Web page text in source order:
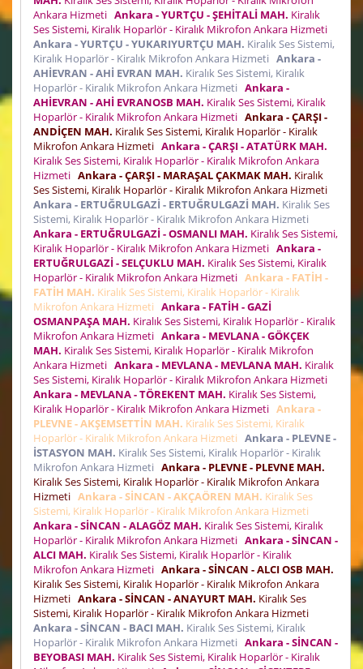
Ankara Hizmeti Ankara - YURTÇU - ŞEHİTALİ MAH. Kiralık
Ses Sistemi, Kiralık Hoparlör - Kiralık Mikrofon Ankara Hizmeti
Ankara - YURTÇU - YUKARIYURTÇU MAH. Kiralık Ses Sistemi,
Kiralık Hoparlör - Kiralık Mikrofon Ankara Hizmeti Ankara -
AHİEVRAN - AHİ EVRAN MAH. Kiralık Ses Sistemi, Kiralık
Hoparlör - Kiralık Mikrofon Ankara Hizmeti Ankara -
AHİEVRAN - AHİ EVRANOSB MAH. Kiralık Ses Sistemi, Kiralık
Hoparlör - Kiralık Mikrofon Ankara Hizmeti Ankara - ÇARŞI -
ANDİÇEN MAH. Kiralık Ses Sistemi, Kiralık Hoparlör - Kiralık
Mikrofon Ankara Hizmeti Ankara - ÇARŞI - ATATÜRK MAH.
Kiralık Ses Sistemi, Kiralık Hoparlör - Kiralık Mikrofon Ankara
Hizmeti Ankara - ÇARŞI - MARAŞAL ÇAKMAK MAH. Kiralık
Ses Sistemi, Kiralık Hoparlör - Kiralık Mikrofon Ankara Hizmeti
Ankara - ERTUĞRULGAZİ - ERTUĞRULGAZİ MAH. Kiralık Ses
Sistemi, Kiralık Hoparlör - Kiralık Mikrofon Ankara Hizmeti
Ankara - ERTUĞRULGAZİ - OSMANLI MAH. Kiralık Ses Sistemi,
Kiralık Hoparlör - Kiralık Mikrofon Ankara Hizmeti Ankara -
ERTUĞRULGAZİ - SELÇUKLU MAH. Kiralık Ses Sistemi, Kiralık
Hoparlör - Kiralık Mikrofon Ankara Hizmeti Ankara - FATİH -
FATİH MAH. Kiralık Ses Sistemi, Kiralık Hoparlör - Kiralık
Mikrofon Ankara Hizmeti Ankara - FATİH - GAZİ
OSMANPAŞA MAH. Kiralık Ses Sistemi, Kiralık Hoparlör - Kiralık
Mikrofon Ankara Hizmeti Ankara - MEVLANA - GÖKÇEK
MAH. Kiralık Ses Sistemi, Kiralık Hoparlör - Kiralık Mikrofon
Ankara Hizmeti Ankara - MEVLANA - MEVLANA MAH. Kiralık
Ses Sistemi, Kiralık Hoparlör - Kiralık Mikrofon Ankara Hizmeti
Ankara - MEVLANA - TÖREKENT MAH. Kiralık Ses Sistemi,
Kiralık Hoparlör - Kiralık Mikrofon Ankara Hizmeti Ankara -
PLEVNE - AKŞEMSETTİN MAH. Kiralık Ses Sistemi, Kiralık
Hoparlör - Kiralık Mikrofon Ankara Hizmeti Ankara - PLEVNE -
İSTASYON MAH. Kiralık Ses Sistemi, Kiralık Hoparlör - Kiralık
Mikrofon Ankara Hizmeti Ankara - PLEVNE - PLEVNE MAH.
Kiralık Ses Sistemi, Kiralık Hoparlör - Kiralık Mikrofon Ankara
Hizmeti Ankara - SİNCAN - AKÇAÖREN MAH. Kiralık Ses
Sistemi, Kiralık Hoparlör - Kiralık Mikrofon Ankara Hizmeti
Ankara - SİNCAN - ALAGÖZ MAH. Kiralık Ses Sistemi, Kiralık
Hoparlör - Kiralık Mikrofon Ankara Hizmeti Ankara - SİNCAN -
ALCI MAH. Kiralık Ses Sistemi, Kiralık Hoparlör - Kiralık
Mikrofon Ankara Hizmeti Ankara - SİNCAN - ALCI OSB MAH.
Kiralık Ses Sistemi, Kiralık Hoparlör - Kiralık Mikrofon Ankara
Hizmeti Ankara - SİNCAN - ANAYURT MAH. Kiralık Ses
Sistemi, Kiralık Hoparlör - Kiralık Mikrofon Ankara Hizmeti
Ankara - SİNCAN - BACI MAH. Kiralık Ses Sistemi, Kiralık
Hoparlör - Kiralık Mikrofon Ankara Hizmeti Ankara - SİNCAN -
BEYOBASI MAH. Kiralık Ses Sistemi, Kiralık Hoparlör - Kiralık